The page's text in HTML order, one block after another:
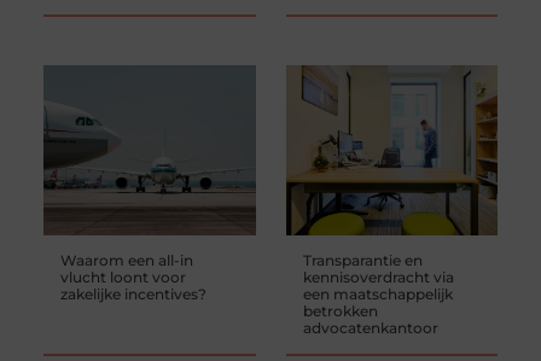
Waarom een all-in
vlucht loont voor
zakelijke incentives?
Transparantie en
kennisoverdracht via
een maatschappelijk
betrokken
advocatenkantoor